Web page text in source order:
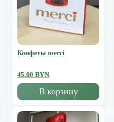
Конфеты merci
45.00 BYN
В корзину